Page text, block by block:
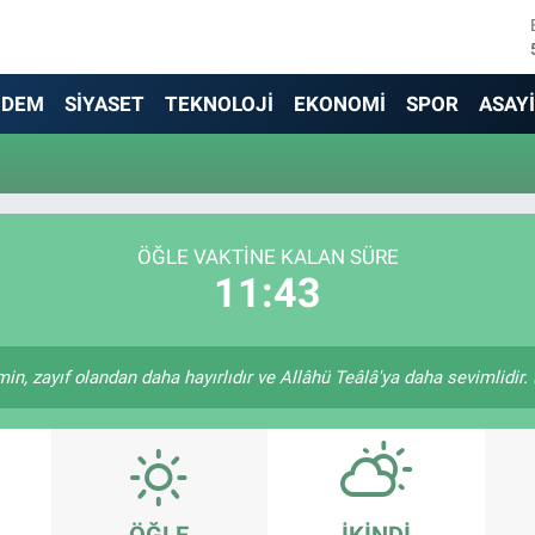
SİYASET TEKNOLOJİ EKONOMİ SPOR
ÖĞLE VAKTINE KALAN SÜRE
11:43
zayıf olandan daha hayırlıdır ve Allâhü Teâlâ'ya daha